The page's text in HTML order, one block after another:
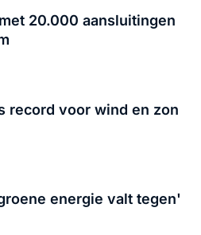
20.000 aansluitingen
record voor wind en zon
energie valt tegen'